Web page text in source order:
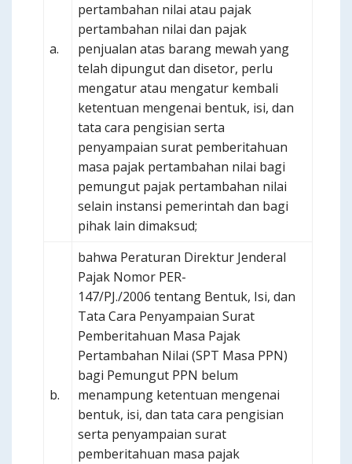
a.
pertambahan nilai atau pajak
pertambahan nilai dan pajak
penjualan atas barang mewah yang
telah dipungut dan disetor, perlu
mengatur atau mengatur kembali
ketentuan mengenai bentuk, isi, dan
tata cara pengisian serta
penyampaian surat pemberitahuan
masa pajak pertambahan nilai bagi
pemungut pajak pertambahan nilai
selain instansi pemerintah dan bagi
pihak lain dimaksud;
b.
bahwa Peraturan Direktur Jenderal
Pajak Nomor PER-
147/PJ./2006 tentang Bentuk, Isi, dan
Tata Cara Penyampaian Surat
Pemberitahuan Masa Pajak
Pertambahan Nilai (SPT Masa PPN)
bagi Pemungut PPN belum
menampung ketentuan mengenai
bentuk, isi, dan tata cara pengisian
serta penyampaian surat
pemberitahuan masa pajak